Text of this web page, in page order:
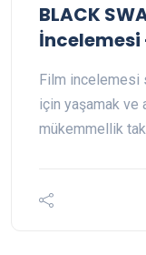
BLACK
İncelemesi
Film incelemesi
için yaşamak ve
mükemmellik